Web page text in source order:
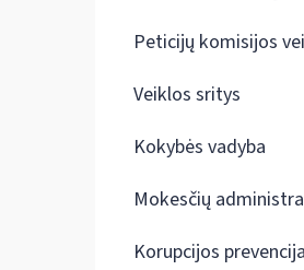
Peticijų komisijos
Veiklos sritys
Kokybės vadyba
Mokesčių
Korupcijos prevencija